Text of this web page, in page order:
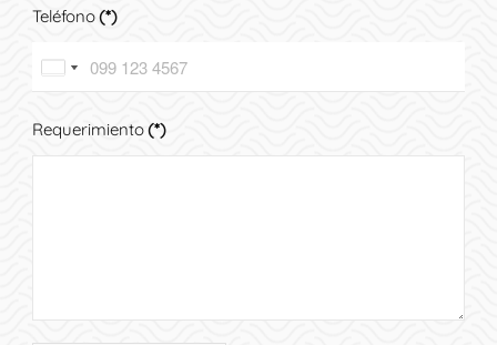
Teléfono(*)
Ecuador
United
+1
Requerimiento(*)